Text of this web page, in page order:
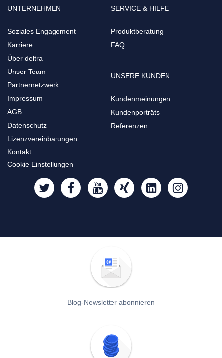
UNTERNEHMEN
Soziales Engagement
Karriere
Über deltra
Unser Team
Partnernetzwerk
Impressum
AGB
Datenschutz
Lizenzvereinbarungen
Kontakt
SERVICE & HILFE
Produktberatung
FAQ
UNSERE KUNDEN
Kundenmeinungen
Kundenporträts
Referenzen
Cookie Einstellungen
Blog-Newsletter abonnieren